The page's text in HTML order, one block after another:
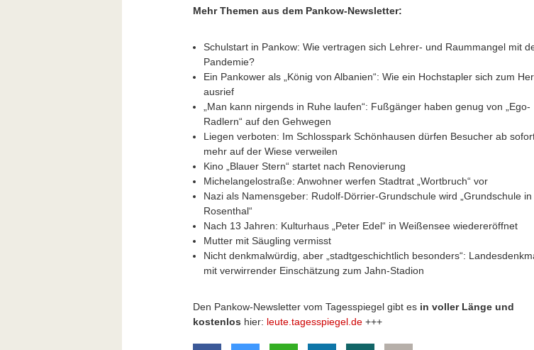
Mehr Themen aus dem Pankow-Newsletter:
Schulstart in Pankow: Wie vertragen sich Lehrer- und Raummangel mit
Pandemie?
Ein Pankower als „König von Albanien“: Wie ein Hochstapler sich zum
ausrief
„Man kann nirgends in Ruhe laufen“: Fußgänger haben genug von „Ego-
Radlern“ auf den Gehwegen
Liegen verboten: Im Schlosspark Schönhausen dürfen Besucher ab
mehr auf der Wiese verweilen
Kino „Blauer Stern“ startet nach Renovierung
Michelangelostraße: Anwohner werfen Stadtrat „Wortbruch“ vor
Nazi als Namensgeber: Rudolf-Dörrier-Grundschule wird „Grundschule in
Rosenthal“
Nach 13 Jahren: Kulturhaus „Peter Edel“ in Weißensee wiedereröffnet
Mutter mit Säugling vermisst
Nicht denkmalwürdig, aber „stadtgeschichtlich besonders“:
mit verwirrender Einschätzung zum Jahn-Stadion
Den Pankow-Newsletter vom Tagesspiegel gibt es in voller Länge und
kostenlos hier: leute.tagesspiegel.de +++